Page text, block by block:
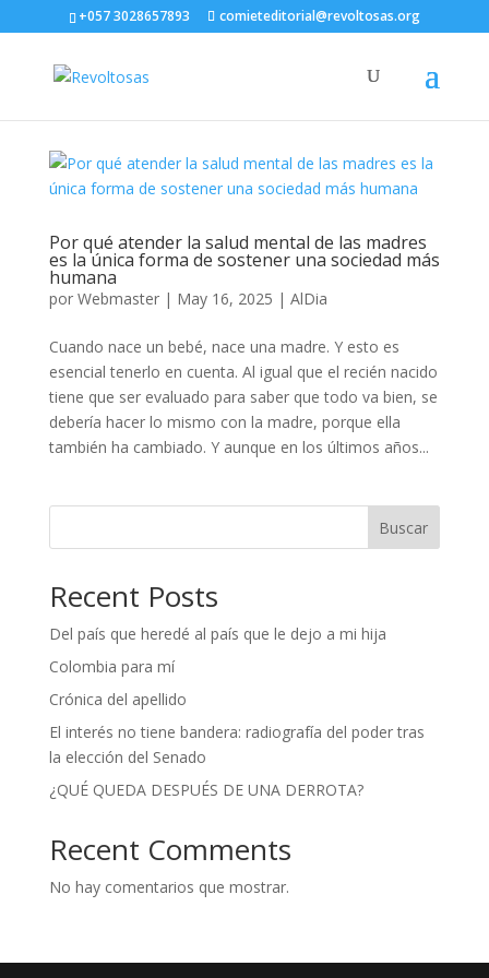
+057 3028657893 comieteditorial@revoltosas.org
Por qué atender la salud mental de las madres
es la única forma de sostener una sociedad más
humana
por Webmaster| May 16, 2025 | AlDia
Cuando nace un bebé, nace una madre. Y esto es
esencial tenerlo en cuenta. Al igual que el recién nacido
tiene que ser evaluado para saber que todo va bien, se
debería hacer lo mismo con la madre, porque ella
también ha cambiado. Y aunque en los últimos años...
Buscar
Recent Posts
Del país que heredé al país que le dejo a mi hija
Colombia para mí
Crónica del apellido
El interés no tiene bandera: radiografía del poder tras
la elección del Senado
¿QUÉ QUEDA DESPUÉS DE UNA DERROTA?
Recent Comments
No hay comentarios que mostrar.